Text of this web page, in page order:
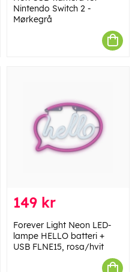
Nintendo Switch 2 -
Mørkegrå
149 kr
Forever Light Neon LED-
lampe HELLO batteri +
USB FLNE15, rosa/hvit